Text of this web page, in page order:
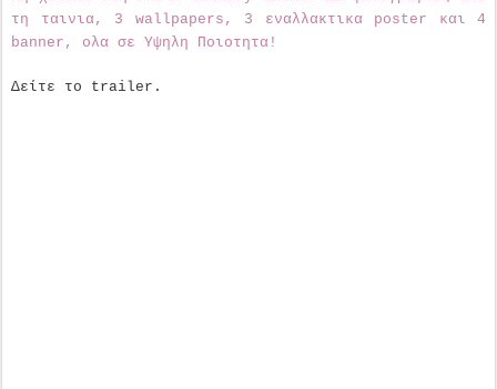
τη ταινια, 3 wallpapers, 3 εναλλακτικα poster και 4
banner, ολα σε Υψηλη Ποιοτητα!
Δείτε το trailer.